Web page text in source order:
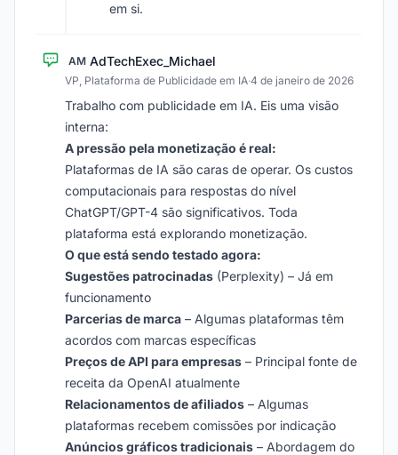
em si.
AM AdTechExec_Michael
VP, Plataforma de Publicidade em IA·4 de janeiro de 2026
Trabalho com publicidade em IA. Eis uma visão
interna:
A pressão pela monetização é real:
Plataformas de IA são caras de operar. Os custos
computacionais para respostas do nível
ChatGPT/GPT-4 são significativos. Toda
plataforma está explorando monetização.
O que está sendo testado agora:
Sugestões patrocinadas (Perplexity) – Já em
funcionamento
Parcerias de marca – Algumas plataformas têm
acordos com marcas específicas
Preços de API para empresas – Principal fonte de
receita da OpenAI atualmente
Relacionamentos de afiliados – Algumas
plataformas recebem comissões por indicação
Anúncios gráficos tradicionais – Abordagem do